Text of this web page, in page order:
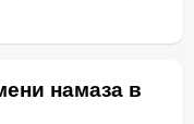
намаза в